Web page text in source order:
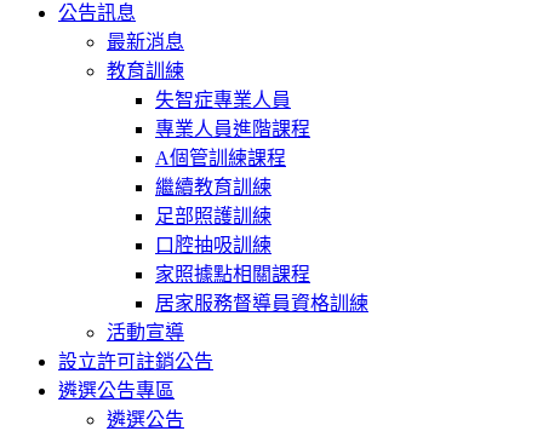
公告訊息
最新消息
教育訓練
失智症專業人員
專業人員進階課程
A個管訓練課程
繼續教育訓練
足部照護訓練
口腔抽吸訓練
家照據點相關課程
居家服務督導員資格訓練
活動宣導
設立許可註銷公告
遴選公告專區
遴選公告